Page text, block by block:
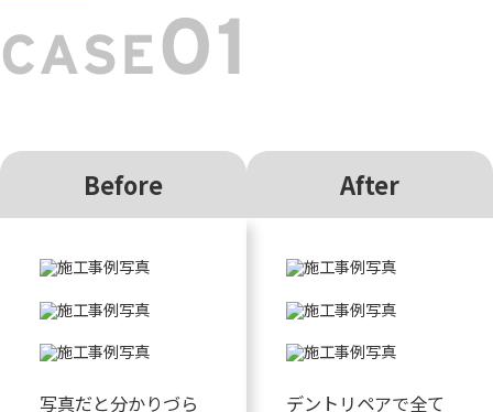
CASE01
Before
写真だと分かりづら
After
デントリペアで全て